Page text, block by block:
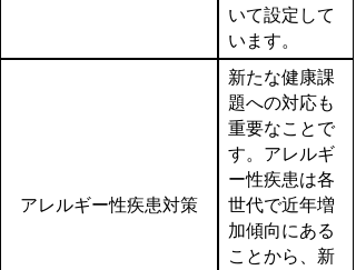
いて設定して
います。
アレルギー性疾患対策
新たな健康課
題への対応も
重要なことで
す。アレルギ
ー性疾患は各
世代で近年増
加傾向にある
ことから、新